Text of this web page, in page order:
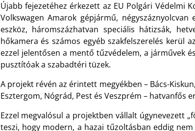
Újabb fejezetéhez érkezett az EU Polgári Védelmi
Volkswagen Amarok gépjármű,
eszköz, háromszázhatvan speciális hátizsák,
hőkamera és számos egyéb szakfelszerelés kerül
ezzel jelentősen a mentő tűzvédelem, a járművek
pusztítóak a szabadtéri tüzek.
A projekt révén az érintett megyékben – Bács-
Esztergom, Nógrád, Pest és Veszprém – hatvanfős
Ezzel megvalósul a projektben vállalt úgynevezett
teszi, hogy modern, a hazai tűzoltásban eddig